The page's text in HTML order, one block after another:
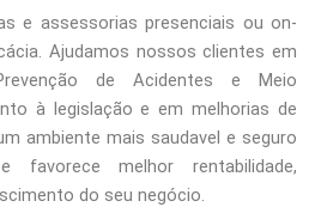
e assessorias presenciais ou on-
Ajudamos nossos clientes em
de Acidentes e Meio
à legislação e em melhorias de
ambiente mais saudavel e seguro
melhor rentabilidade,
do seu negócio.